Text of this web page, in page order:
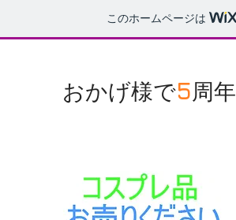
このホームページは
​おかげ様で5周年​